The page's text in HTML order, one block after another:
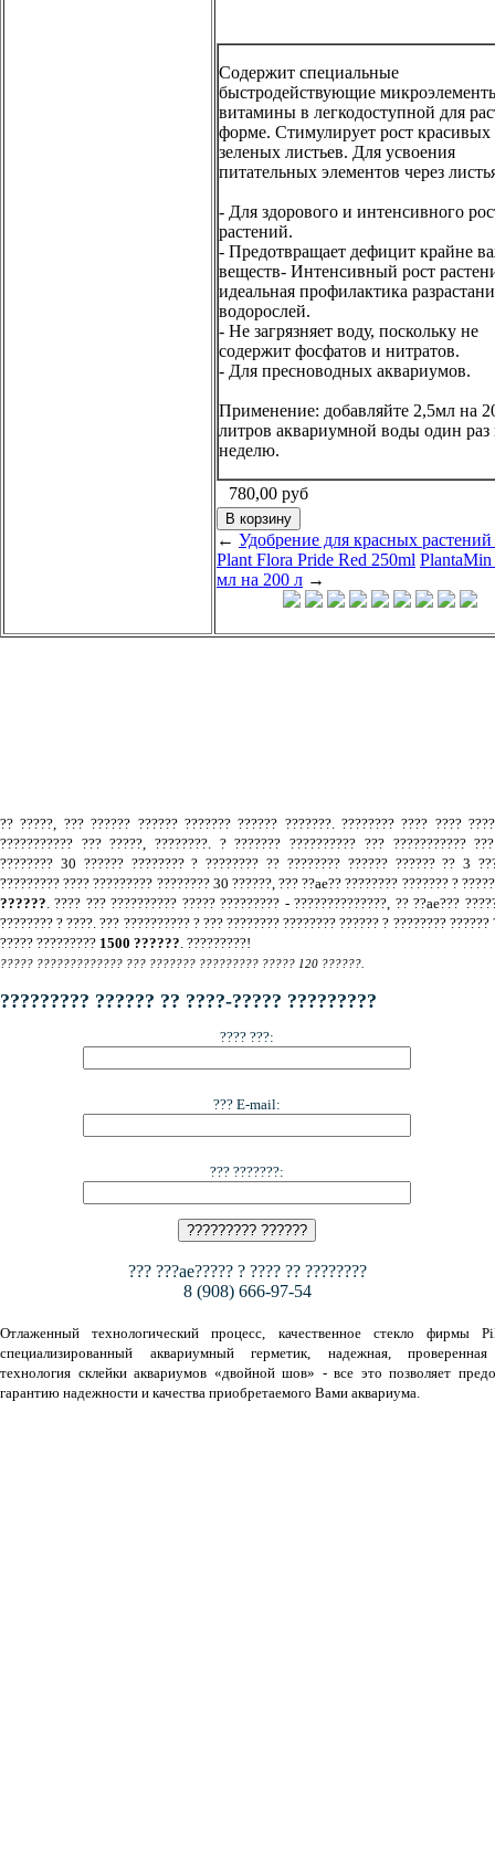
Содержит специальные
быстродействующие
витамины в легкодоступной для
форме. Стимулирует рост красивых
зеленых листьев. Для усвоения
питательных элементов через
- Для здорового и интенсивного
растений.
- Предотвращает дефицит крайне
веществ- Интенсивный рост
идеальная профилактика
водорослей.
- Не загрязняет воду, поскольку не
содержит фосфатов и нитратов.
- Для пресноводных аквариумов.
Применение: добавляйте 2,5мл на
литров аквариумной воды один раз
неделю.
780,00 руб
← Удобрение для красных растений
Plant Flora Pride Red 250ml PlantaMin
мл на 200 л →
?? ?????, ??? ?????? ?????? ??????? ?????? ???????. ???????? ???? ????
??????????? ??? ?????, ????????. ? ??????? ?????????? ??? ???????????
???????? 30 ?????? ???????? ? ???????? ?? ???????? ?????? ?????? ?? 3
????????? ???? ????????? ???????? 30 ??????, ??? ??ae?? ???????? ??????? ?
??????. ???? ??? ?????????? ????? ????????? - ??????????????, ?? ??ae???
???????? ? ????. ??? ?????????? ? ??? ???????? ???????? ?????? ? ???????? ??????
????? ????????? 1500 ??????. ?????????!
????? ????????????? ??? ??????? ????????? ????? 120 ??????.
????????? ?????? ?? ????-????? ?????????
???? ???:
??? E-mail:
??? ???????:
??? ???ae????? ? ???? ?? ????????
8 (908) 666-97-54
Отлаженный технологический процесс, качественное стекло фирмы
специализированный аквариумный герметик, надежная,
технология склейки аквариумов «двойной шов» - все это позволяет
гарантию надежности и качества приобретаемого Вами аквариума.